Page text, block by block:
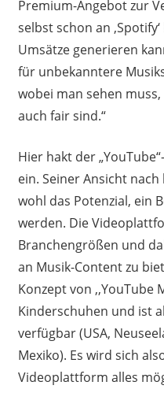
Premium-Angebot zur
selbst schon an
Umsätze generieren
für unbekanntere
wobei man sehen
auch fair sind.“
Hier hakt der
ein. Seiner Ansicht
wohl das Potenzial, ein
werden. Die
Branchengrößen und
an Musik-Content zu
Konzept von ,,YouTube
Kinderschuhen und ist
verfügbar (USA,
Mexiko). Es wird sich
Videoplattform alles